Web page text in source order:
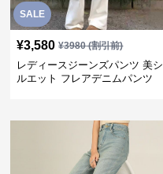
SALE
¥3,580 ¥3980(割引前)
レディースジーンズパンツ 美シ
ルエット フレアデニムパンツ